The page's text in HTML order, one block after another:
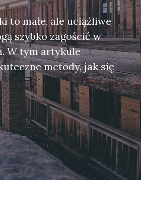
to małe, ale uciążliwe
szybko zagościć w
W tym artykule
metody, jak się